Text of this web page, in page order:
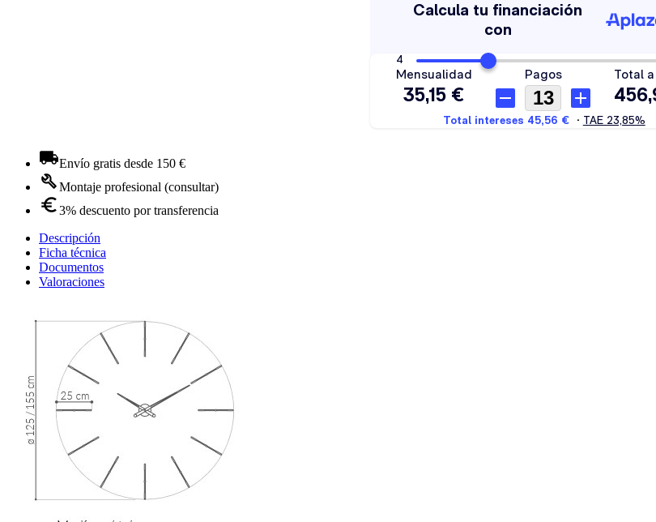
Envío gratis desde 150 €
Montaje profesional (consultar)
3% descuento por transferencia
Descripción
Ficha técnica
Documentos
Valoraciones